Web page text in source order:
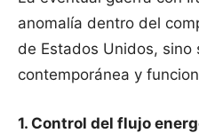
anomalía dentro del
de Estados Unidos, sino
contemporánea y
1. Control del flujo